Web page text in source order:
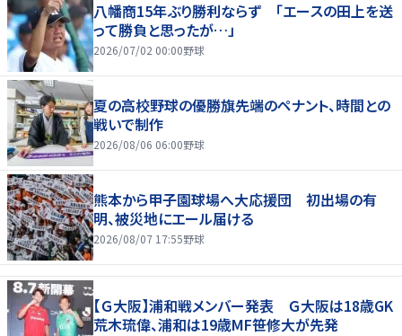
八幡商15年ぶり勝利ならず 「エースの田上を送
って勝負と思ったが…」
2026/07/02 00:00野球
夏の高校野球の優勝旗先端のペナント、時間との
戦いで制作
2026/08/06 06:00野球
熊本から甲子園球場へ大応援団 初出場の有
明、被災地にエール届ける
2026/08/07 17:55野球
【Ｇ大阪】浦和戦メンバー発表 Ｇ大阪は18歳GK
荒木琉偉、浦和は19歳MF笹修大が先発